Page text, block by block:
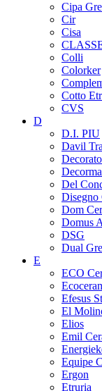
Cipa
Cir
Cisa
Colli
Colorker
Cotto
CVS
D
D.I. PIU
Davil
Del
Disegno
Dom
Domus
DSG
Dual
E
ECO
Efesus
El
Elios
Emil
Equipe
Ergon
Etruria